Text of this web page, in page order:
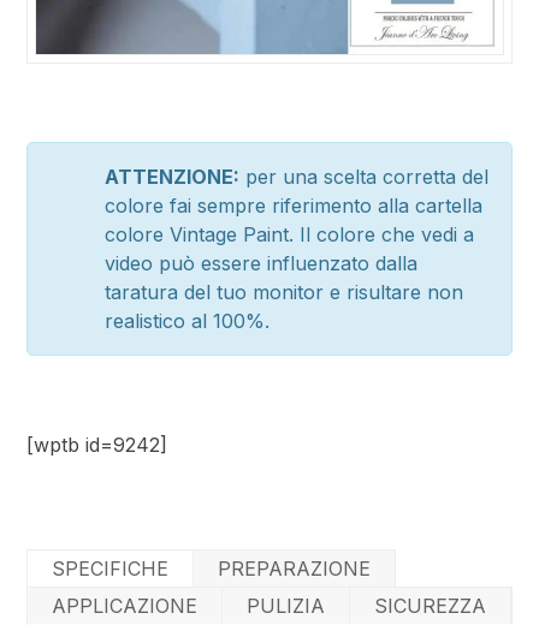
ATTENZIONE: per una scelta corretta del
colore fai sempre riferimento alla cartella
colore Vintage Paint. Il colore che vedi a
video può essere influenzato dalla
taratura del tuo monitor e risultare non
realistico al 100%.
[wptb id=9242]
SPECIFICHE
PREPARAZIONE
APPLICAZIONE
PULIZIA
SICUREZZA